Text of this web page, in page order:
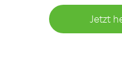
Jetzt